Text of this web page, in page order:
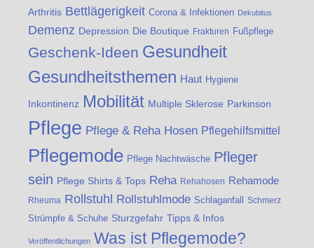
Arthritis Bettlägerigkeit Corona & Infektionen Dekubitus
Demenz Depression Die Boutique Frakturen Fußpflege
Geschenk-Ideen Gesundheit
Gesundheitsthemen Haut Hygiene
Inkontinenz Mobilität Multiple Sklerose Parkinson
Pflege Pflege & Reha Hosen Pflegehilfsmittel
Pflegemode Pflege Nachtwäsche Pfleger
sein Pflege Shirts & Tops Reha Rehahosen Rehamode
Rheuma Rollstuhl Rollstuhlmode Schlaganfall Schmerz
Strümpfe & Schuhe Sturzgefahr Tipps & Infos
Veröffentlichungen Was ist Pflegemode?